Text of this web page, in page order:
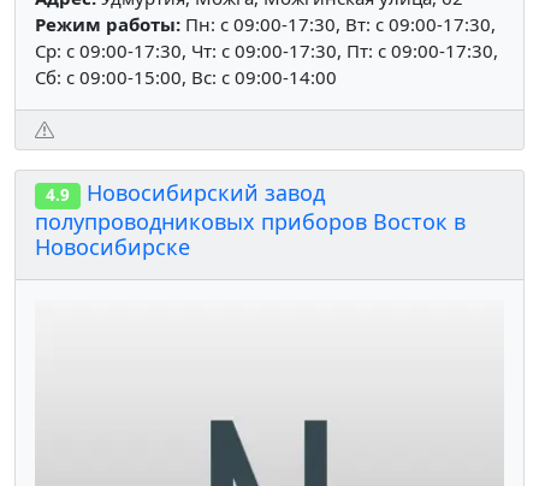
Режим работы: Пн: c 09:00-17:30, Вт: c 09:00-17:30,
Ср: c 09:00-17:30, Чт: c 09:00-17:30, Пт: c 09:00-17:30,
Сб: c 09:00-15:00, Вс: c 09:00-14:00
4.9
Новосибирский завод
полупроводниковых приборов Восток в
Новосибирске